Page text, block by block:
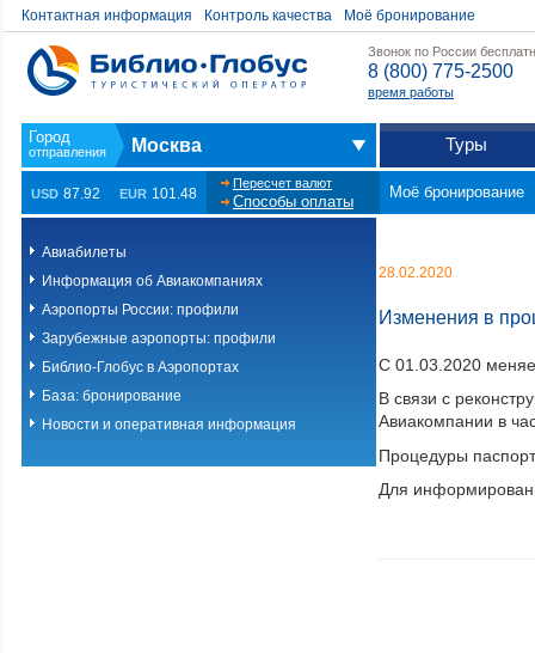
Контактная информация Контроль качества Моё бронирование
Звонок по России
8 (800) 775-2500
время работы
Москва Туры
USD 87.92 EUR 101.48
Пересчет валют
Способы оплаты
Моё бронирование
Авиабилеты
Информация об Авиакомпаниях
Аэропорты России: профили
Зарубежные аэропорты: профили
Библио-Глобус в Аэропортах
База: бронирование
Новости и оперативная информация
28.02.2020
Изменения в
С 01.03.2020
В связи с
Авиакомпании в
Процедуры
Для